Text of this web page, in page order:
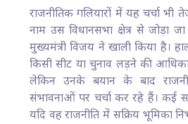
राजनीतिक गलियारों में यह चर्चा भी
नाम उस विधानसभा क्षेत्र से जोड़ा
मुख्यमंत्री विजय ने खाली किया है।
किसी सीट या चुनाव लड़ने की
लेकिन उनके बयान के बाद
संभावनाओं पर चर्चा कर रहे हैं। कई
यदि वह राजनीति में सक्रिय भूमिका